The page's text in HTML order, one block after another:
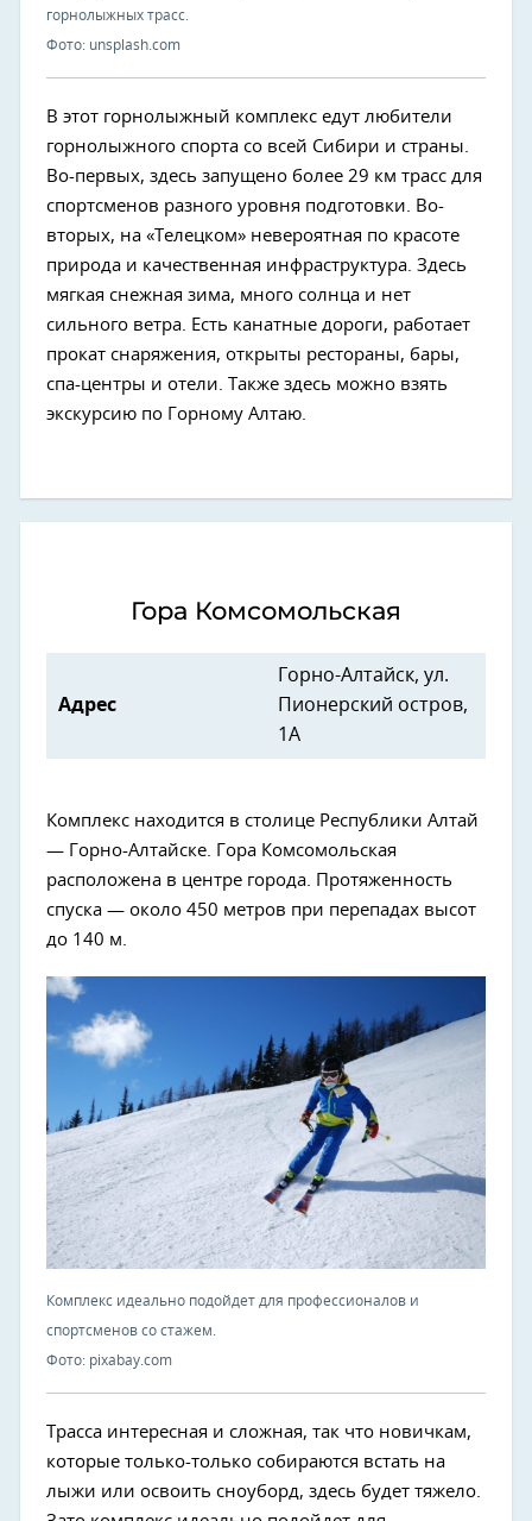
горнолыжных трасс.
Фото: unsplash.com
В этот горнолыжный комплекс едут любители
горнолыжного спорта со всей Сибири и страны.
Во-первых, здесь запущено более 29 км трасс для
спортсменов разного уровня подготовки. Во-
вторых, на «Телецком» невероятная по красоте
природа и качественная инфраструктура. Здесь
мягкая снежная зима, много солнца и нет
сильного ветра. Есть канатные дороги, работает
прокат снаряжения, открыты рестораны, бары,
спа-центры и отели. Также здесь можно взять
экскурсию по Горному Алтаю.
Гора Комсомольская
Адрес
Горно-Алтайск, ул.
Пионерский остров,
1А
Комплекс находится в столице Республики Алтай
— Горно-Алтайске. Гора Комсомольская
расположена в центре города. Протяженность
спуска — около 450 метров при перепадах высот
до 140 м.
Комплекс идеально подойдет для профессионалов и
спортсменов со стажем.
Фото: pixabay.com
Трасса интересная и сложная, так что новичкам,
которые только-только собираются встать на
лыжи или освоить сноуборд, здесь будет тяжело.